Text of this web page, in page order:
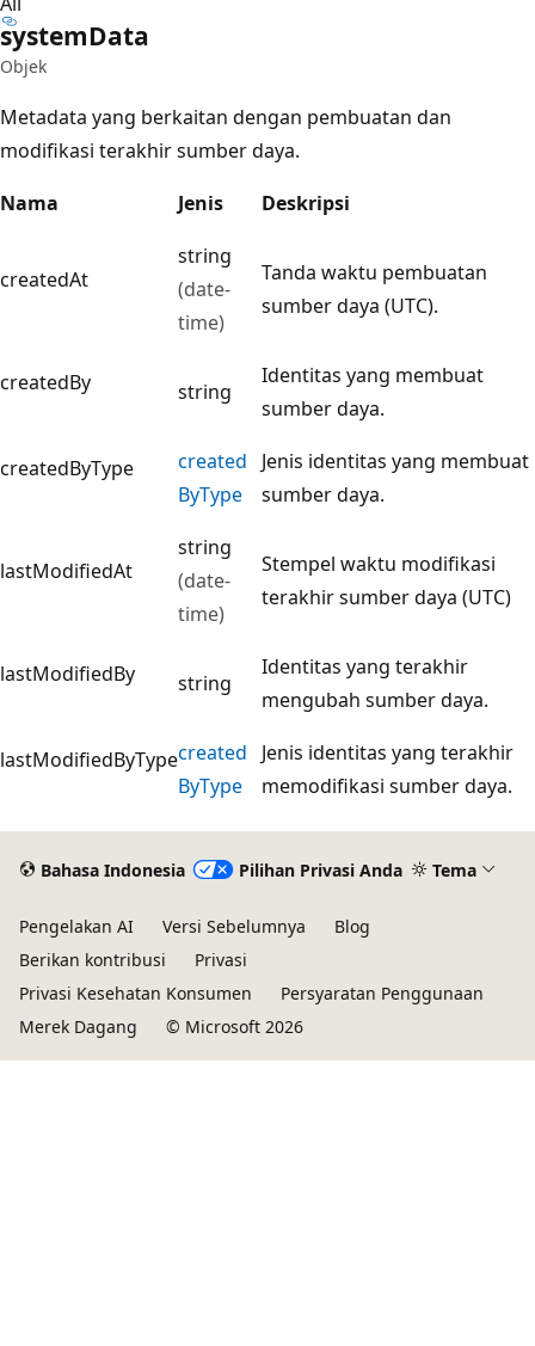
systemData
Objek
Metadata yang berkaitan dengan pembuatan dan
modifikasi terakhir sumber daya.
Nama
Jenis Deskripsi
createdAt
string
(date-
time)
Tanda waktu pembuatan
sumber daya (UTC).
createdBy string
Identitas yang membuat
sumber daya.
createdByType
created
ByType
Jenis identitas yang membuat
sumber daya.
lastModifiedAt
string
(date-
time)
Stempel waktu modifikasi
terakhir sumber daya (UTC)
lastModifiedBy string
Identitas yang terakhir
mengubah sumber daya.
lastModifiedByTypecreated
ByType
Jenis identitas yang terakhir
memodifikasi sumber daya.
Bahasa Indonesia Pilihan Privasi Anda Tema
Pengelakan AI Versi Sebelumnya
Blog
Berikan kontribusi
Privasi
Privasi Kesehatan Konsumen
Persyaratan Penggunaan
Merek Dagang
© Microsoft 2026